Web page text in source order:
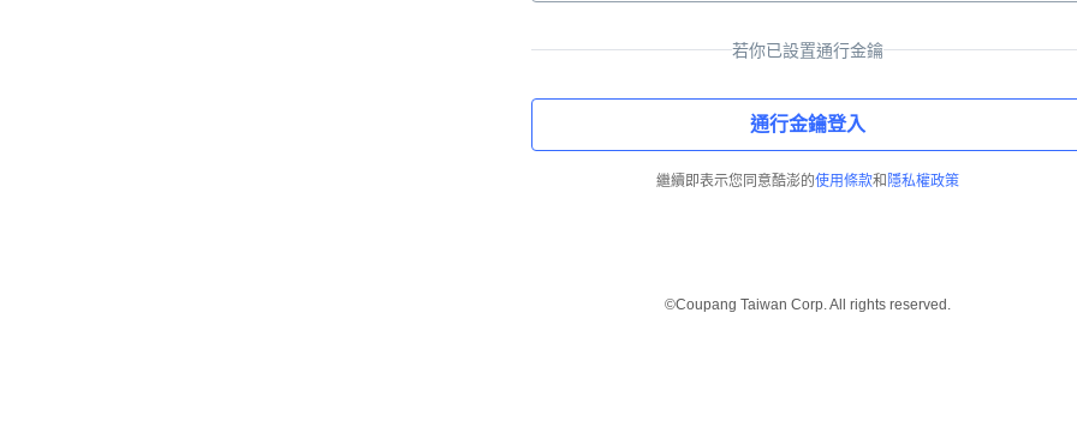
若你已設置通行金鑰
通行金鑰登入
繼續即表示您同意酷澎的使用條款和 隱私權政策
©Coupang Taiwan Corp. All rights reserved.